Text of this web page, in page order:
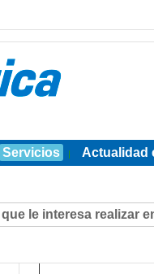
Servicios | Actualidad